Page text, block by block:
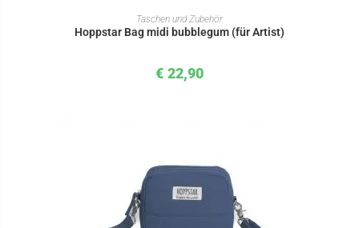
IN DEN WARENKORB
Taschen und Zubehör
Hoppstar Bag midi bubblegum (für Artist)
€ 22,90